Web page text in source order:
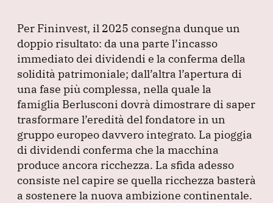
Per Fininvest, il 2025 consegna dunque un
doppio risultato: da una parte l’incasso
immediato dei dividendi e la conferma della
solidità patrimoniale; dall’altra l’apertura di
una fase più complessa, nella quale la
famiglia Berlusconi dovrà dimostrare di saper
trasformare l’eredità del fondatore in un
gruppo europeo davvero integrato. La pioggia
di dividendi conferma che la macchina
produce ancora ricchezza. La sfida adesso
consiste nel capire se quella ricchezza basterà
a sostenere la nuova ambizione continentale.